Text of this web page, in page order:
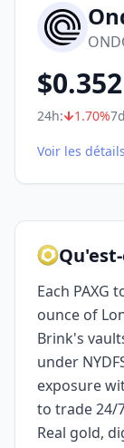
$0.352
24h: 1.70%
Voir les
Each PAXG
ounce of
Brink's
under
exposure
to trade 24/
Real gold,